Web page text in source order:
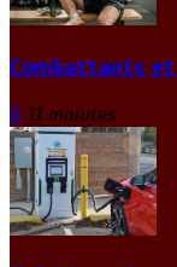
Combattants
0 11 minutes